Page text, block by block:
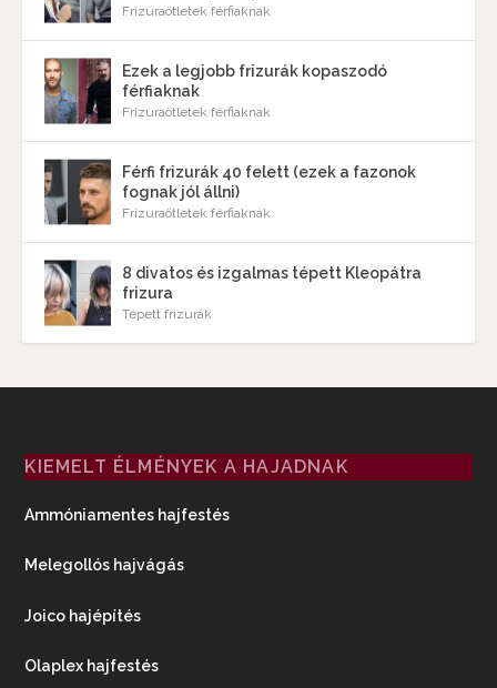
Frizuraötletek férfiaknak
Ezek a legjobb frizurák kopaszodó
férfiaknak
Frizuraötletek férfiaknak
Férfi frizurák 40 felett (ezek a fazonok
fognak jól állni)
Frizuraötletek férfiaknak
8 divatos és izgalmas tépett Kleopátra
frizura
Tépett frizurák
KIEMELT ÉLMÉNYEK A HAJADNAK
Ammóniamentes hajfestés
Melegollós hajvágás
Joico hajépítés
Olaplex hajfestés